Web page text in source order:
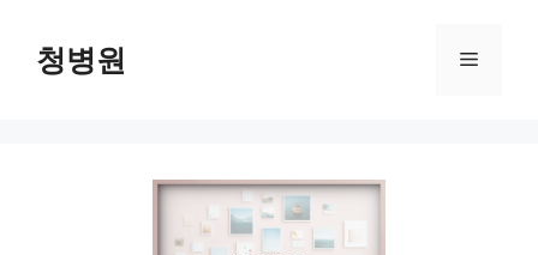
청병원 메